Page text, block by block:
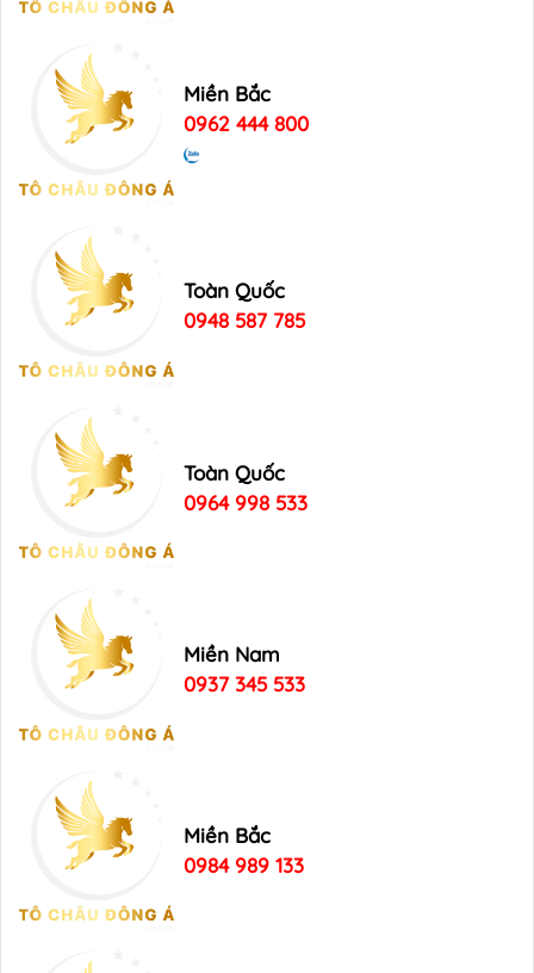
Miền Bắc
0962 444 800
Toàn Quốc
0948 587 785
Toàn Quốc
0964 998 533
Miền Nam
0937 345 533
Miền Bắc
0984 989 133